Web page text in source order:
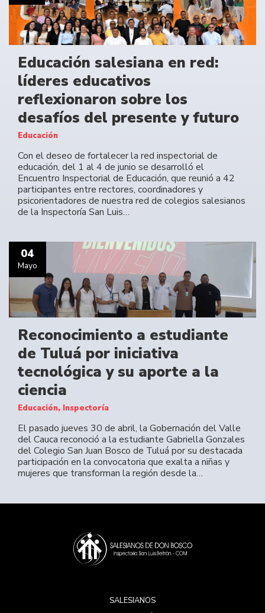
Educación salesiana en red:
líderes educativos
reflexionaron sobre los
desafíos del presente y futuro
Educación
Con el deseo de fortalecer la red inspectorial de
educación, del 1 al 4 de junio se desarrolló el
Encuentro Inspectorial de Educación, que reunió a 42
participantes entre rectores, coordinadores y
psicorientadores de nuestra red de colegios salesianos
de la Inspectoría San Luis…
04
Mayo
Reconocimiento a estudiante
de Tuluá por iniciativa
tecnológica y su aporte a la
ciencia
Educación, Inspectoría
El pasado jueves 30 de abril, la Gobernación del Valle
del Cauca reconoció a la estudiante Gabriella Gonzales
del Colegio San Juan Bosco de Tuluá por su destacada
participación en la convocatoria que exalta a niñas y
mujeres que transforman la región desde la…
SALESIANOS